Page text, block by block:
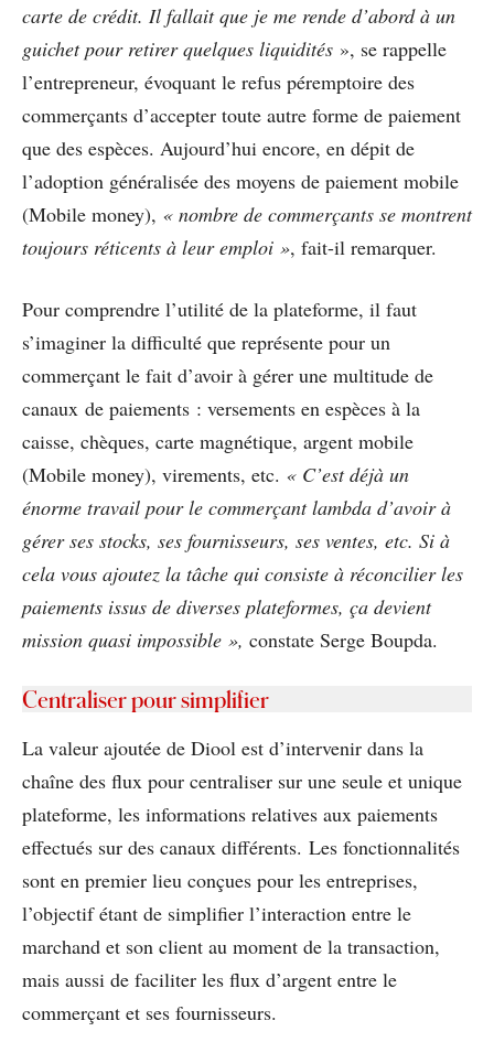
carte de crédit. Il fallait que je me rende d’abord à un
guichet pour retirer quelques liquidités », se rappelle
l’entrepreneur, évoquant le refus péremptoire des
commerçants d’accepter toute autre forme de paiement
que des espèces. Aujourd’hui encore, en dépit de
l’adoption généralisée des moyens de paiement mobile
(Mobile money), « nombre de commerçants se montrent
toujours réticents à leur emploi », fait-il remarquer.
Pour comprendre l’utilité de la plateforme, il faut
s’imaginer la difficulté que représente pour un
commerçant le fait d’avoir à gérer une multitude de
canaux de paiements : versements en espèces à la
caisse, chèques, carte magnétique, argent mobile
(Mobile money), virements, etc. « C’est déjà un
énorme travail pour le commerçant lambda d’avoir à
gérer ses stocks, ses fournisseurs, ses ventes, etc. Si à
cela vous ajoutez la tâche qui consiste à réconcilier les
paiements issus de diverses plateformes, ça devient
mission quasi impossible », constate Serge Boupda.
Centraliser pour simplifier
La valeur ajoutée de Diool est d’intervenir dans la
chaîne des flux pour centraliser sur une seule et unique
plateforme, les informations relatives aux paiements
effectués sur des canaux différents. Les fonctionnalités
sont en premier lieu conçues pour les entreprises,
l’objectif étant de simplifier l’interaction entre le
marchand et son client au moment de la transaction,
mais aussi de faciliter les flux d’argent entre le
commerçant et ses fournisseurs.